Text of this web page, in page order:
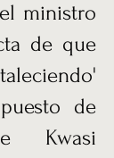
ministro
de que
de
Kwasi